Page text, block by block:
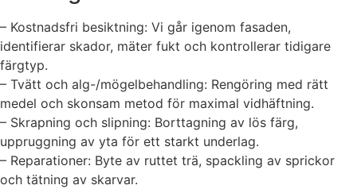
– Kostnadsfri besiktning: Vi går igenom fasaden,
identifierar skador, mäter fukt och kontrollerar tidigare
färgtyp.
– Tvätt och alg-/mögelbehandling: Rengöring med rätt
medel och skonsam metod för maximal vidhäftning.
– Skrapning och slipning: Borttagning av lös färg,
uppruggning av yta för ett starkt underlag.
– Reparationer: Byte av ruttet trä, spackling av sprickor
och tätning av skarvar.